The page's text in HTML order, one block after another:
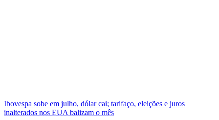
Ibovespa sobe em julho, dólar cai; tarifaço, eleições e juros
inalterados nos EUA balizam o mês